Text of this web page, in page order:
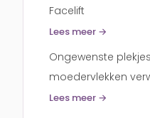
Facelift
Lees meer →
Ongewenste
moedervlekken
Lees meer →